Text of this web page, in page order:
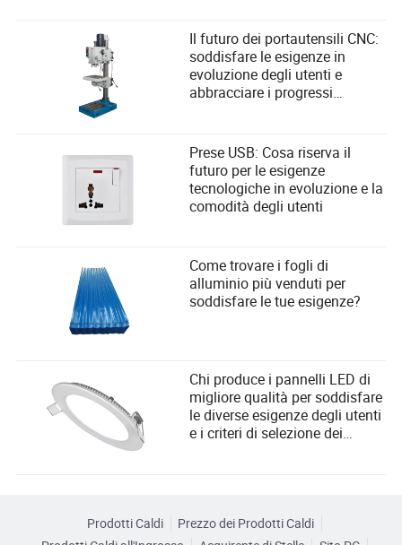
Il futuro dei portautensili CNC:
soddisfare le esigenze in
evoluzione degli utenti e
abbracciare i progressi
Prese USB: Cosa riserva il
futuro per le esigenze
tecnologiche in evoluzione e la
comodità degli utenti
Come trovare i fogli di
alluminio più venduti per
soddisfare le tue esigenze?
Chi produce i pannelli LED di
migliore qualità per soddisfare
le diverse esigenze degli utenti
e i criteri di selezione dei
Prodotti Caldi
Prezzo dei Prodotti Caldi